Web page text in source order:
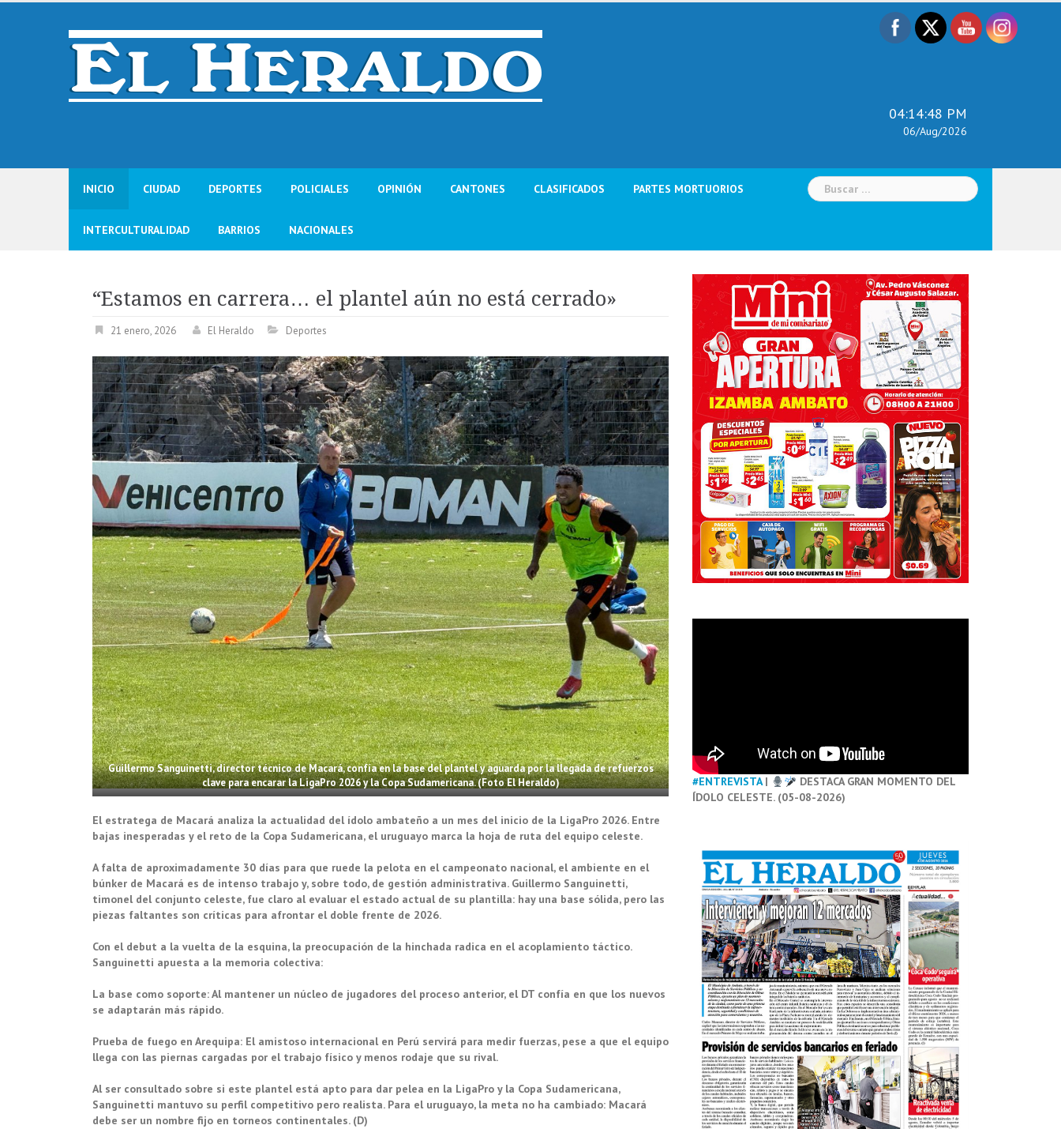
Skip
04:14:49 PM
06/Aug/2026
INICIO CIUDAD DEPORTES POLICIALES OPINIÓN CANTONES CLASIFICADOS PARTES MORTUORIOS
INTERCULTURALIDAD BARRIOS NACIONALES
Buscar:
“Estamos en carrera… el plantel aún no está cerrado»
21 enero, 2026 El Heraldo Deportes
Guillermo Sanguinetti, director técnico de Macará, confía en la base del plantel y aguarda por la llegada de refuerzos
clave para encarar la LigaPro 2026 y la Copa Sudamericana. (Foto El Heraldo)
El estratega de Macará analiza la actualidad del ídolo ambateño a un mes del inicio de la LigaPro 2026. Entre
bajas inesperadas y el reto de la Copa Sudamericana, el uruguayo marca la hoja de ruta del equipo celeste.
A falta de aproximadamente 30 días para que ruede la pelota en el campeonato nacional, el ambiente en el
búnker de Macará es de intenso trabajo y, sobre todo, de gestión administrativa. Guillermo Sanguinetti,
timonel del conjunto celeste, fue claro al evaluar el estado actual de su plantilla: hay una base sólida, pero las
piezas faltantes son críticas para afrontar el doble frente de 2026.
Con el debut a la vuelta de la esquina, la preocupación de la hinchada radica en el acoplamiento táctico.
Sanguinetti apuesta a la memoria colectiva:
La base como soporte: Al mantener un núcleo de jugadores del proceso anterior, el DT confía en que los nuevos
se adaptarán más rápido.
Prueba de fuego en Arequipa: El amistoso internacional en Perú servirá para medir fuerzas, pese a que el equipo
llega con las piernas cargadas por el trabajo físico y menos rodaje que su rival.
Al ser consultado sobre si este plantel está apto para dar pelea en la LigaPro y la Copa Sudamericana,
Sanguinetti mantuvo su perfil competitivo pero realista. Para el uruguayo, la meta no ha cambiado: Macará
debe ser un nombre fijo en torneos continentales. (D)
#ENTREVISTA|
DESTACA GRAN MOMENTO DEL
ÍDOLO CELESTE. (05-08-2026)